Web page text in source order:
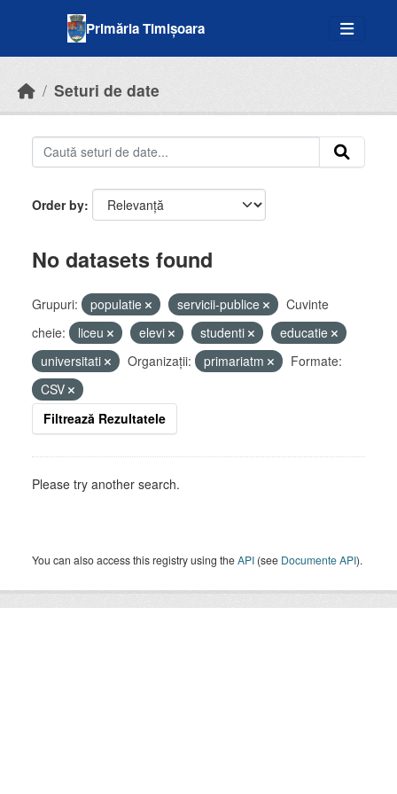
Primăria Timișoara
Seturi de date
Order by
No datasets found
Grupuri: populatie servicii-publice
Cuvinte
cheie:
liceu elevi studenti
educatie
universitati
Organizații: primariatm
Formate:
CSV
Filtrează Rezultatele
Please try another search.
You can also access this registry using theAPI (see Documente API).